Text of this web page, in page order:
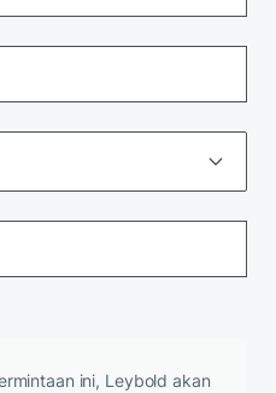
ini, Leybold akan